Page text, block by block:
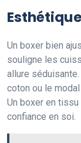
Un boxer bien
souligne les
allure
coton ou le modal
Un boxer en
confiance en soi.